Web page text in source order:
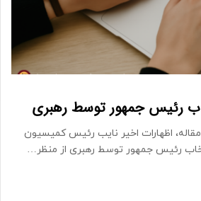
رئیس جمهور توسط رهبری
اظهارات اخیر نایب رئیس کمیسیون
رئیس جمهور توسط رهبری از منظر…